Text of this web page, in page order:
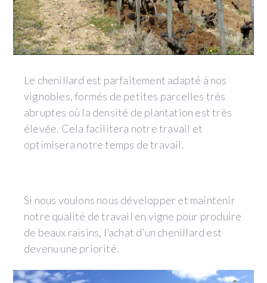
Le chenillard est parfaitement adapté à nos
vignobles, formés de petites parcelles très
abruptes où la densité de plantation est très
élevée. Cela facilitera notre travail et
optimisera notre temps de travail.
Si nous voulons nous développer et maintenir
notre qualité de travail en vigne pour produire
de beaux raisins, l’achat d’un chenillard est
devenu une priorité.